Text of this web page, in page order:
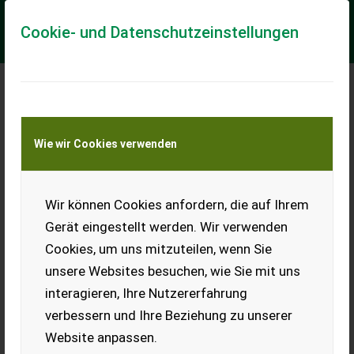
Cookie- und Datenschutzeinstellungen
Wie wir Cookies verwenden
Wir können Cookies anfordern, die auf Ihrem
Gerät eingestellt werden. Wir verwenden
Cookies, um uns mitzuteilen, wenn Sie
unsere Websites besuchen, wie Sie mit uns
interagieren, Ihre Nutzererfahrung
verbessern und Ihre Beziehung zu unserer
Website anpassen.
Meine Transportkostenanfrage
Transport von Land- und Baumaschinen –
KEINE Tiertransporte
John Deere 7R 330
Klassifizierung: Vorführmaschine; Tag der Erstzulassung:
18.03.2023; Name des Getriebes: AUTOPOWR; Hydraulische
Lenkung: Ja; Oberlenker vorne: Ja; ...
EUR 374.370 inkl. 20 % MwSt.